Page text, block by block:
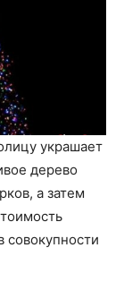
украшает
дерево
а затем
совокупности